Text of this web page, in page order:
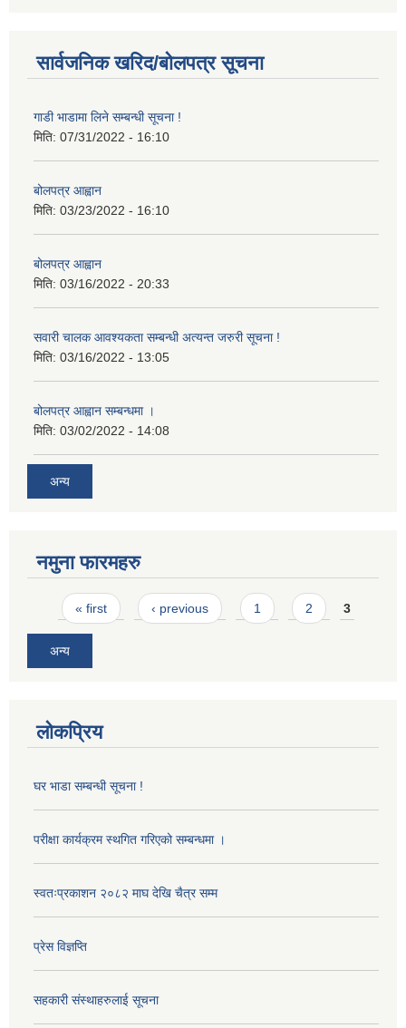
सार्वजनिक खरिद/बोलपत्र सूचना
गाडी भाडामा लिने सम्बन्धी सूचना !
मिति: 07/31/2022 - 16:10
बोलपत्र आह्वान
मिति: 03/23/2022 - 16:10
बोलपत्र आह्वान
मिति: 03/16/2022 - 20:33
सवारी चालक आवश्यकता सम्बन्धी अत्यन्त जरुरी सूचना !
मिति: 03/16/2022 - 13:05
बोलपत्र आह्वान सम्बन्धमा ।
मिति: 03/02/2022 - 14:08
अन्य
नमुना फारमहरु
Pages
« first ‹ previous 1 2 3
अन्य
लोकप्रिय
घर भाडा सम्बन्धी सूचना !
परीक्षा कार्यक्रम स्थगित गरिएको सम्बन्धमा ।
स्वतःप्रकाशन २०८२ माघ देखि चैत्र सम्म
प्रेस विज्ञप्ति
सहकारी संस्थाहरुलाई सूचना